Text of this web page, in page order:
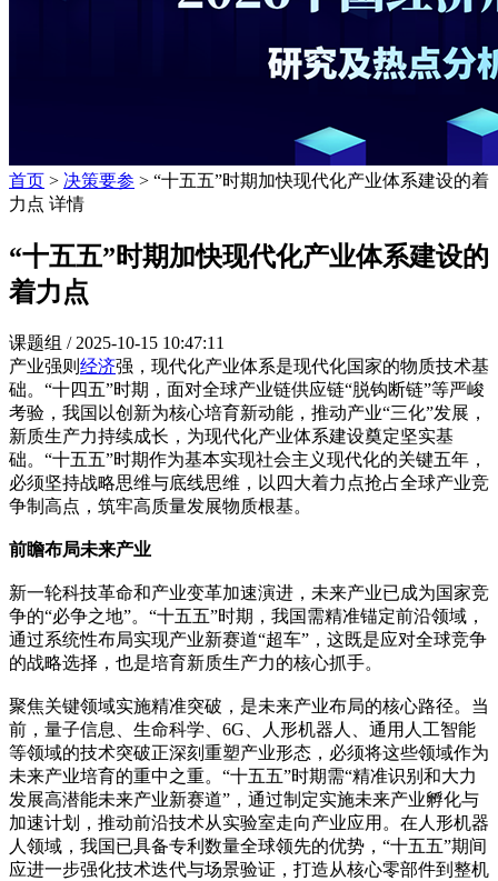
首页 > 决策要参 > “十五五”时期加快现代化产业体系建设的着
力点 详情
“十五五”时期加快现代化产业体系建设的
着力点
课题组 / 2025-10-15 10:47:11
产业强则 经济强，现代化产业体系是现代化国家的物质技术基
础。“十四五”时期，面对全球产业链供应链“脱钩断链”等严峻
考验，我国以创新为核心培育新动能，推动产业“三化”发展，
新质生产力持续成长，为现代化产业体系建设奠定坚实基
础。“十五五”时期作为基本实现社会主义现代化的关键五年，
必须坚持战略思维与底线思维，以四大着力点抢占全球产业竞
争制高点，筑牢高质量发展物质根基。
前瞻布局未来产业
新一轮科技革命和产业变革加速演进，未来产业已成为国家竞
争的“必争之地”。“十五五”时期，我国需精准锚定前沿领域，
通过系统性布局实现产业新赛道“超车”，这既是应对全球竞争
的战略选择，也是培育新质生产力的核心抓手。
聚焦关键领域实施精准突破，是未来产业布局的核心路径。当
前，量子信息、生命科学、6G、人形机器人、通用人工智能
等领域的技术突破正深刻重塑产业形态，必须将这些领域作为
未来产业培育的重中之重。“十五五”时期需“精准识别和大力
发展高潜能未来产业新赛道”，通过制定实施未来产业孵化与
加速计划，推动前沿技术从实验室走向产业应用。在人形机器
人领域，我国已具备专利数量全球领先的优势，“十五五”期间
应进一步强化技术迭代与场景验证，打造从核心零部件到整机